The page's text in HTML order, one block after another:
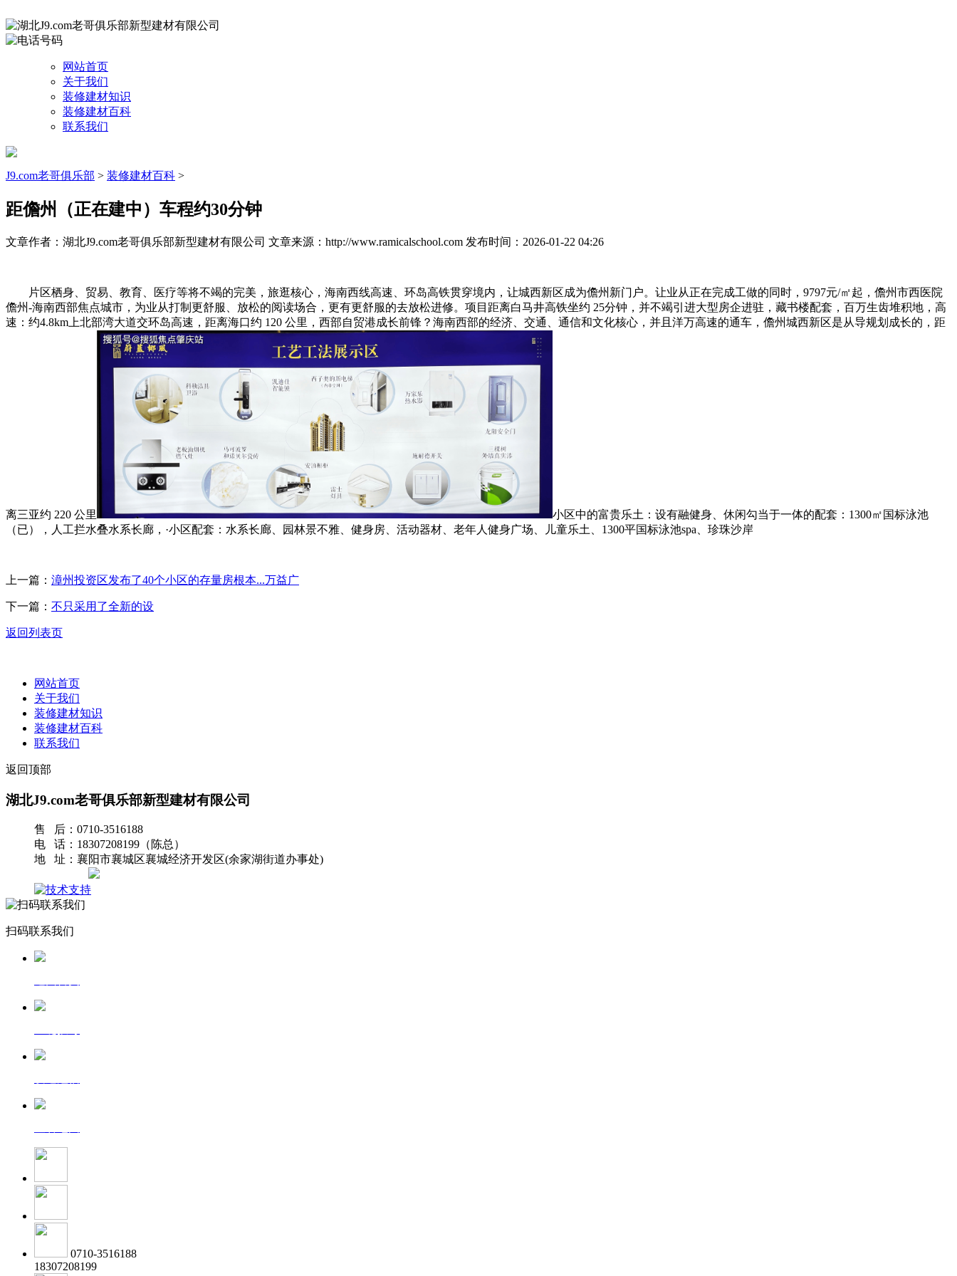
网站首页
关于我们
装修建材知识
装修建材百科
联系我们
J9.com老哥俱乐部 > 装修建材百科 >
距儋州（正在建中）车程约30分钟
文章作者：湖北J9.com老哥俱乐部新型建材有限公司 文章来源：http://www.ramicalschool.com 发布时间：2026-01-22 04:26
片区栖身、贸易、教育、医疗等将不竭的完美，旅逛核心，海南西线高速、环岛高铁贯穿境内，让城西新区成为儋州新门户。让业从正在完成工做的同时，9797元/㎡起，儋州市西医院
儋州-海南西部焦点城市，为业从打制更舒服、放松的阅读场合，更有更舒服的去放松进修。项目距离白马井高铁坐约 25分钟，并不竭引进大型房企进驻，藏书楼配套，百万生齿堆积地，高
速：约4.8km上北部湾大道交环岛高速，距离海口约 120 公里，西部自贸港成长前锋？海南西部的经济、交通、通信和文化核心，并且洋万高速的通车，儋州城西新区是从导规划成长的，距
离三亚约 220 公里
小区中的富贵乐土：设有融健身、休闲勾当于一体的配套：1300㎡国标泳池
（已），人工拦水叠水系长廊，·小区配套：水系长廊、园林景不雅、健身房、活动器材、老年人健身广场、儿童乐土、1300平国标泳池spa、珍珠沙岸
上一篇： 漳州投资区发布了40个小区的存量房根本...万益广
下一篇： 不只采用了全新的设
返回列表页
网站首页
关于我们
装修建材知识
装修建材百科
联系我们
返回顶部
湖北J9.com老哥俱乐部新型建材有限公司
售 后：0710-3516188
电 话：18307208199（陈总）
地 址：襄阳市襄城区襄城经济开发区(余家湖街道办事处)
扫码联系我们
0710-3516188
18307208199